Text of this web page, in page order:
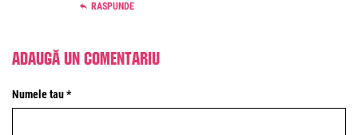
RASPUNDE
Adaugă un comentariu
Numele tau *